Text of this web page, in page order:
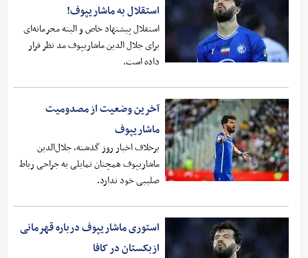
استقلال به ماشاریپوف!
استقلال پیشنهاد خاص و البته محرمانه‌ای
برای جلال الدین ماشاریپوف مد نظر قرار
داده است.
آخرین وضعیت از مصدومیت
ماشاریپوف
برخلاف اخبار روز گذشته، جلال‌الدین
ماشاریپوف همچنان تمایلی به جراحی رباط
صلیبی خود ندارد.
استوری ماشاریپوف درباره قهرمانی
ازبکستان در کافا